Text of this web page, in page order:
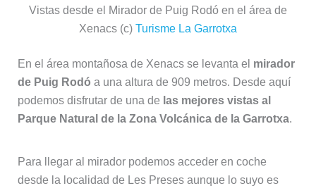
Vistas desde el Mirador de Puig Rodó en el área de
Xenacs (c) Turisme La Garrotxa
En el área montañosa de Xenacs se levanta el mirador
de Puig Rodó a una altura de 909 metros. Desde aquí
podemos disfrutar de una de las mejores vistas al
Parque Natural de la Zona Volcánica de la Garrotxa.
Para llegar al mirador podemos acceder en coche
desde la localidad de Les Preses aunque lo suyo es